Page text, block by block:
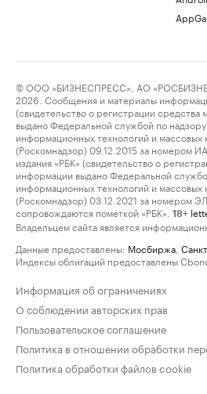
© ООО «БИЗНЕСПРЕСС», АО
2026. Сообщения и материалы
(свидетельство о регистрации
выдано Федеральной службой по
информационных технологий и массовых
(Роскомнадзор) 09.12.2015 за номером
издания «РБК» (свидетельство о
информации выдано Федеральной
информационных технологий и массовых
(Роскомнадзор) 03.12.2021 за номером
сопровождаются пометкой «РБК».
18+
Владельцем сайта является
Данные предоставлены: Мосбиржа
Индексы облигаций предоставлены
Информация об ограничениях
О соблюдении авторских прав
Пользовательское соглашение
Политика в отношении обработки
Политика обработки файлов cookie